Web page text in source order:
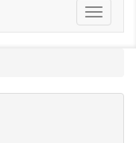
ERP
软